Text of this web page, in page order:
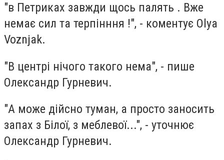
"в Петриках завжди щось палять . Вже
немає сил та терпінння !", - коментує Olya
Voznjak.
"В центрі нічого такого нема", - пише
Олександр Гурневич.
"А може дійсно туман, а просто заносить
запах з Білої, з меблевої...", - уточнює
Олександр Гурневич.